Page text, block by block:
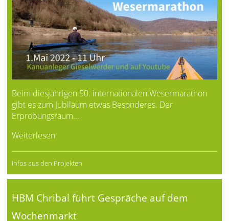
Beim diesjährigen 50. internationalen Wesermarathon
gibt es zum Jubiläum etwas Besonderes. Der
Erprobungsraum…
Weiterlesen
Infos aus den Projekten
HBM Chribal führt Gespräche auf dem
Wochenmarkt